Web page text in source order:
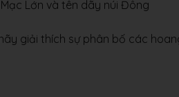
Lớn và tên dãy núi Đông
giải thích sự phân bố các